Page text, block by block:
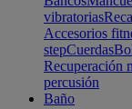
vibratorias
Accesorios
stepCuerdas
Recuperación
percusión
Baño